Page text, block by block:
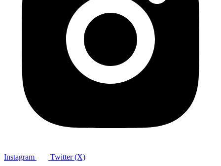
Instagram Twitter (X)